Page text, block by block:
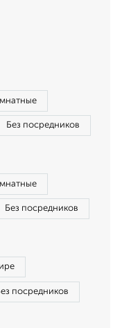
Без посредников
Без посредников
посредников